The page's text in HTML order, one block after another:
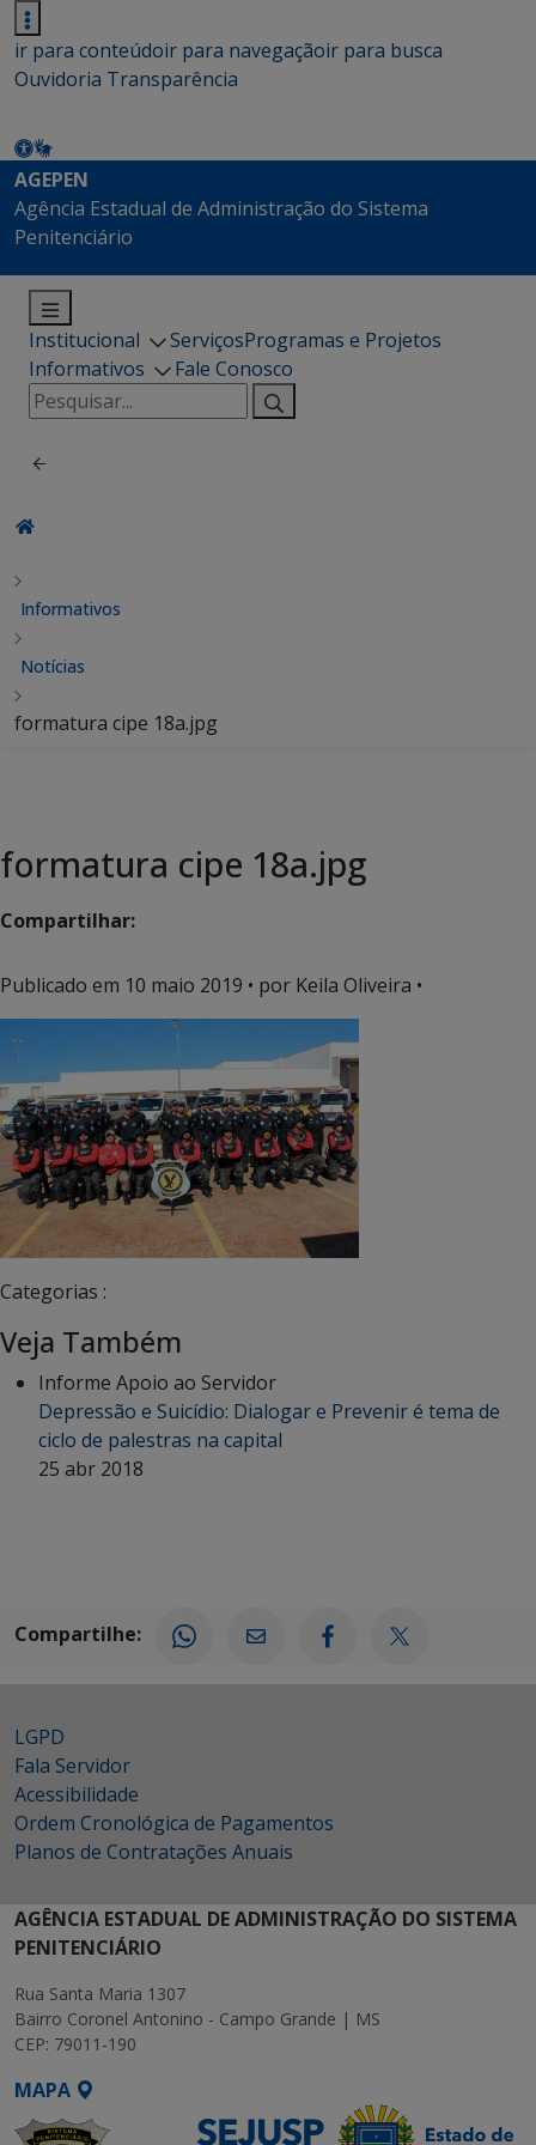
ir para conteúdoir para navegaçãoir para busca
Ouvidoria Transparência
AGEPEN
Agência Estadual de Administração do Sistema
Penitenciário
Institucional ServiçosProgramas e Projetos
Informativos
Fale Conosco
Pesquisar
por:
Informativos
Notícias
formatura cipe 18a.jpg
formatura cipe 18a.jpg
Compartilhar:
Publicado em 10 maio 2019 • por Keila Oliveira •
Categorias :
Veja Também
Informe Apoio ao Servidor
Depressão e Suicídio: Dialogar e Prevenir é tema de
ciclo de palestras na capital
25 abr 2018
Compartilhe:
LGPD
Fala Servidor
Acessibilidade
Ordem Cronológica de Pagamentos
Planos de Contratações Anuais
AGÊNCIA ESTADUAL DE ADMINISTRAÇÃO DO SISTEMA
PENITENCIÁRIO
Rua Santa Maria 1307
Bairro Coronel Antonino - Campo Grande | MS
CEP: 79011-190
MAPA